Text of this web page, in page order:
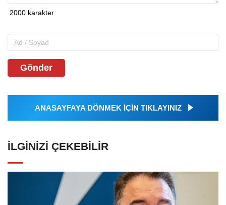
Gönder
ANASAYFAYA DÖNMEK İÇİN TIKLAYINIZ
İLGINIZI ÇEKEBILIR